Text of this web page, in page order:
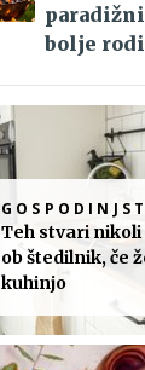
bolje rodi
Teh stvari
ob štedilnik, če
kuhinjo